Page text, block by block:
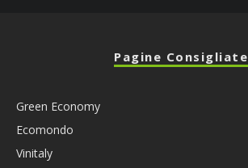
Pagine Consigliate
Green Economy
Ecomondo
Vinitaly